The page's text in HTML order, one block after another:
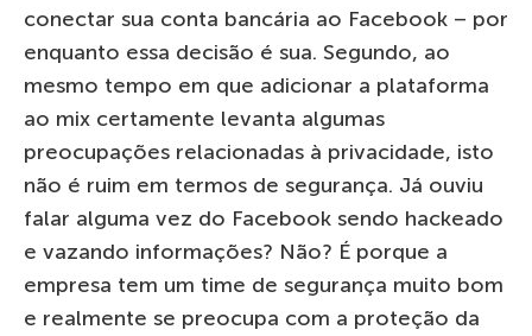
conectar sua conta bancária ao Facebook – por
enquanto essa decisão é sua. Segundo, ao
mesmo tempo em que adicionar a plataforma
ao mix certamente levanta algumas
preocupações relacionadas à privacidade, isto
não é ruim em termos de segurança. Já ouviu
falar alguma vez do Facebook sendo hackeado
e vazando informações? Não? É porque a
empresa tem um time de segurança muito bom
e realmente se preocupa com a proteção da